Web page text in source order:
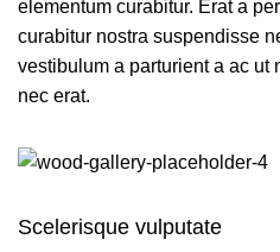
elementum curabitur. Erat a
curabitur nostra suspendisse
vestibulum a parturient a ac ut
nec erat.
Scelerisque vulputate